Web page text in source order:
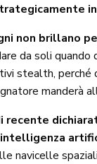
non brillano
da soli quando
stealth, perché
manderà
recente
navicelle